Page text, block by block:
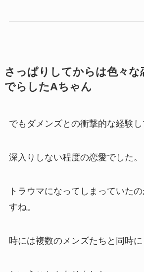
さっぱりしてからは色々な
でらしたAちゃん
でもダメンズとの衝撃的な経験
深入りしない程度の恋愛でした。
トラウマになってしまっていた
すね。
時には複数のメンズたちと同時に